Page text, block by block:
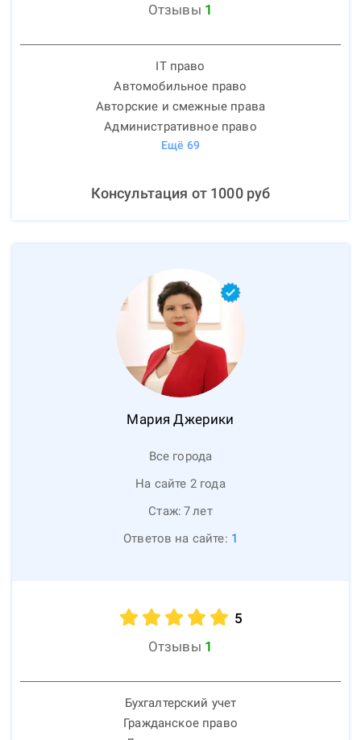
Отзывы 1
IT право
Автомобильное право
Авторские и смежные права
Административное право
Ещё 69
Консультация от 1000руб
Мария Джерики
Все города
На сайте 2 года
Стаж: 7лет
Ответов на сайте: 1
5
Отзывы 1
Бухгалтерский учет
Гражданское право